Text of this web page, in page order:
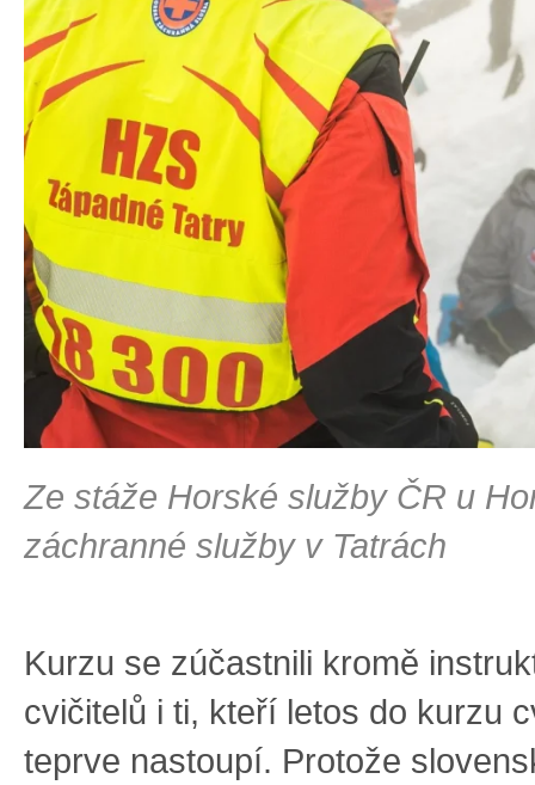
Ze stáže Horské služby ČR u
záchranné služby v Tatrách
Kurzu se zúčastnili kromě
cvičitelů i ti, kteří letos do kurzu
teprve nastoupí. Protože